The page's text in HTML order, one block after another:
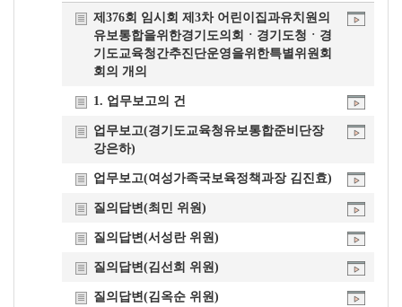
제376회 임시회 제3차 어린이집과유치원의
유보통합을위한경기도의회ㆍ경기도청ㆍ경
기도교육청간추진단운영을위한특별위원회
회의 개의
1. 업무보고의 건
업무보고(경기도교육청유보통합준비단장
강은하)
업무보고(여성가족국보육정책과장 김진효)
질의답변(최민 위원)
질의답변(서성란 위원)
질의답변(김선희 위원)
질의답변(김옥순 위원)